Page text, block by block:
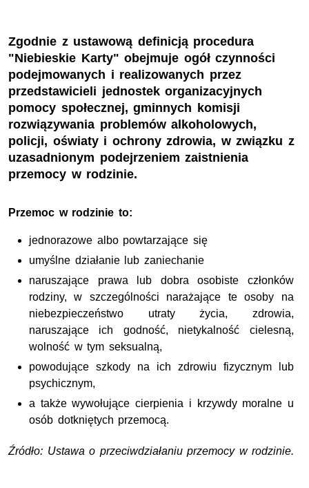
Zgodnie z ustawową definicją procedura
"Niebieskie Karty" obejmuje ogół czynności
podejmowanych i realizowanych przez
przedstawicieli jednostek organizacyjnych
pomocy społecznej, gminnych komisji
rozwiązywania problemów alkoholowych,
policji, oświaty i ochrony zdrowia, w związku z
uzasadnionym podejrzeniem zaistnienia
przemocy w rodzinie.
Przemoc w rodzinie to:
jednorazowe albo powtarzające się
umyślne działanie lub zaniechanie
naruszające prawa lub dobra osobiste członków
rodziny, w szczególności narażające te osoby na
niebezpieczeństwo utraty życia, zdrowia,
naruszające ich godność, nietykalność cielesną,
wolność w tym seksualną,
powodujące szkody na ich zdrowiu fizycznym lub
psychicznym,
a także wywołujące cierpienia i krzywdy moralne u
osób dotkniętych przemocą.
Źródło: Ustawa o przeciwdziałaniu przemocy w rodzinie.